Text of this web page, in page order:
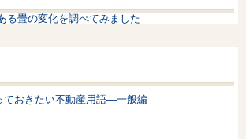
る畳の変化を調べてみました
ておきたい不動産用語—一般編